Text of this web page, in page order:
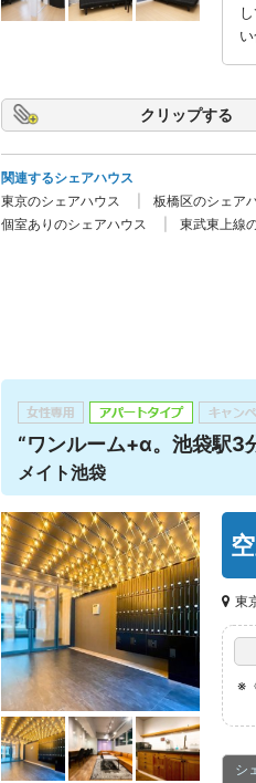
クリップ
関連するシェアハウス
東京のシェアハウス
板橋区のシェア
個室ありのシェアハウス
東武東上線
“ワンルーム+α。池袋駅3
メイト池袋
東
※
シ